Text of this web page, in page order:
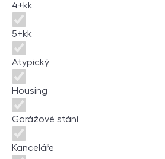
4+kk
5+kk
Atypický
Housing
Garážové stání
Kanceláře